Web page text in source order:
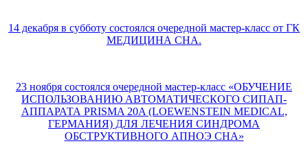
14 декабря в субботу состоялся очередной мастер-класс от ГК
МЕДИЦИНА СНА.
23 ноября состоялся очередной мастер-класс «ОБУЧЕНИЕ
ИСПОЛЬЗОВАНИЮ АВТОМАТИЧЕСКОГО СИПАП-
АППАРАТА PRISMA 20A (LOEWENSTEIN MEDICAL,
ГЕРМАНИЯ) ДЛЯ ЛЕЧЕНИЯ СИНДРОМА
ОБСТРУКТИВНОГО АПНОЭ СНА»